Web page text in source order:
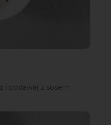
i podawaj z sosem